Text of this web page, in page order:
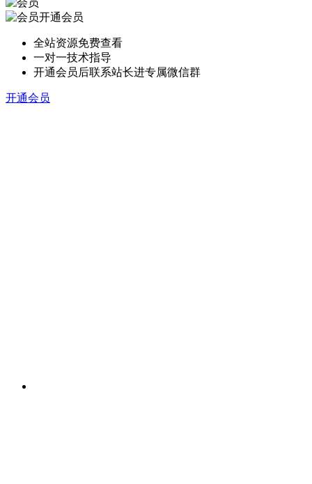
开通会员
全站资源免费查看
一对一技术指导
开通会员后联系站长进专属微信群
开通会员